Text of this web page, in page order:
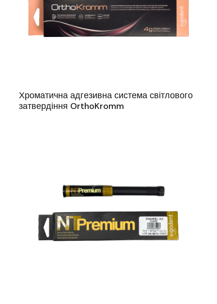
Хроматична адгезивна система світлового
затвердіння OrthoKromm